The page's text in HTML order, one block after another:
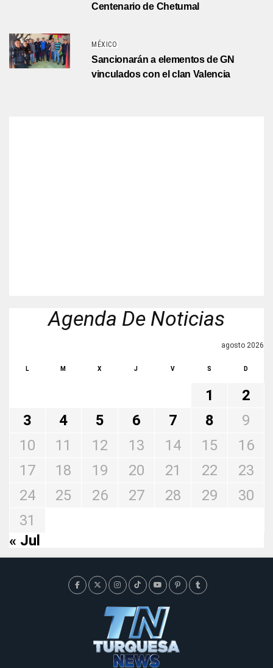
Centenario de Chetumal
MÉXICO
Sancionarán a elementos de GN
vinculados con el clan Valencia
Agenda De Noticias
agosto 2026
L M X J V S D
1
2
3
4 5 6 7 8
9
10
11 12 13 14 15
16
17
18 19 20 21 22
23
24
25 26 27 28 29
30
31
« Jul